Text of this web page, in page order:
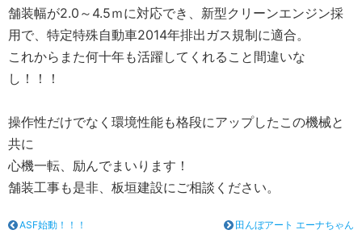
舗装幅が2.0～4.5ｍに対応でき、新型クリーンエンジン採
用で、特定特殊自動車2014年排出ガス規制に適合。
これからまた何十年も活躍してくれること間違いな
し！！！
操作性だけでなく環境性能も格段にアップしたこの機械と
共に
心機一転、励んでまいります！
舗装工事も是非、板垣建設にご相談ください。
ASF始動！！！
田んぼアート エーナちゃん